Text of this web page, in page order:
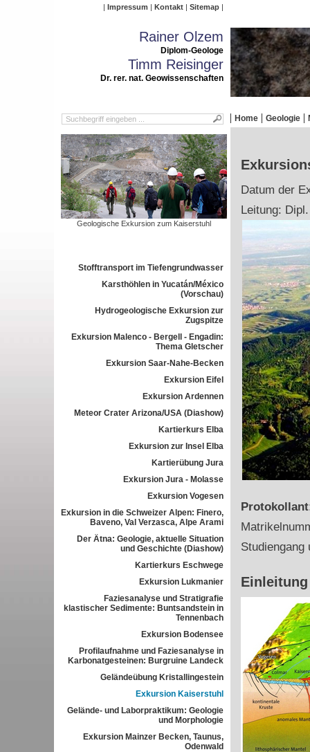
Impressum Kontakt Sitemap
Rainer Olzem
Diplom-Geologe
Timm Reisinger
Dr. rer. nat. Geowissenschaften
Home Geologie
Geologische Exkursion zum Kaiserstuhl
Stofftransport im Tiefengrundwasser
Karsthöhlen in Yucatán/México
(Vorschau)
Hydrogeologische Exkursion zur
Zugspitze
Exkursion Malenco - Bergell - Engadin:
Thema Gletscher
Exkursion Saar-Nahe-Becken
Exkursion Eifel
Exkursion Ardennen
Meteor Crater Arizona/USA (Diashow)
Kartierkurs Elba
Exkursion zur Insel Elba
Kartierübung Jura
Exkursion Jura - Molasse
Exkursion Vogesen
Exkursion in die Schweizer Alpen: Finero,
Baveno, Val Verzasca, Alpe Arami
Der Ätna: Geologie, aktuelle Situation
und Geschichte (Diashow)
Kartierkurs Eschwege
Exkursion Lukmanier
Faziesanalyse und Stratigrafie
klastischer Sedimente: Buntsandstein in
Tennenbach
Exkursion Bodensee
Profilaufnahme und Faziesanalyse in
Karbonatgesteinen: Burgruine Landeck
Geländeübung Kristallingestein
Exkursion Kaiserstuhl
Gelände- und Laborpraktikum: Geologie
und Morphologie
Exkursion Mainzer Becken, Taunus,
Odenwald
Datum der
Leitung:
Einleitung